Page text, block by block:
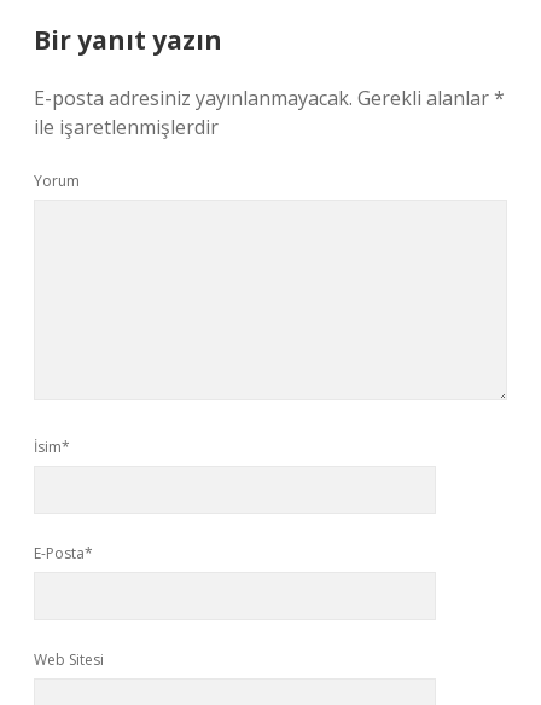
Bir yanıt yazın
E-posta adresiniz yayınlanmayacak. Gerekli alanlar*
ile işaretlenmişlerdir
Yorum
İsim*
E-Posta*
Web Sitesi